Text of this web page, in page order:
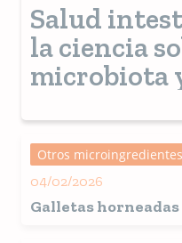
Salud
la ciencia
microbiota
Otros microingredientes
04/02/2026
Galletas